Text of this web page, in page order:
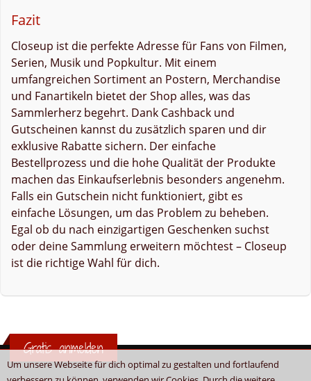
Um unsere Webseite für dich optimal zu gestalten und fortlaufend
Fazit
Closeup ist die perfekte Adresse für Fans von Filmen,
Serien, Musik und Popkultur. Mit einem
umfangreichen Sortiment an Postern, Merchandise
und Fanartikeln bietet der Shop alles, was das
Sammlerherz begehrt. Dank Cashback und
Gutscheinen kannst du zusätzlich sparen und dir
exklusive Rabatte sichern. Der einfache
Bestellprozess und die hohe Qualität der Produkte
machen das Einkaufserlebnis besonders angenehm.
Falls ein Gutschein nicht funktioniert, gibt es
einfache Lösungen, um das Problem zu beheben.
Egal ob du nach einzigartigen Geschenken suchst
oder deine Sammlung erweitern möchtest – Closeup
ist die richtige Wahl für dich.
Gratis anmelden